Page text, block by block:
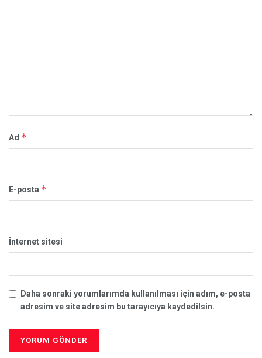
Ad *
E-posta *
İnternet sitesi
Daha sonraki yorumlarımda kullanılması için adım, e-posta
adresim ve site adresim bu tarayıcıya kaydedilsin.